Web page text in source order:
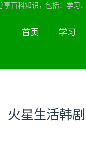
享百科知识，包括：学习
首页 学习
火星生活韩